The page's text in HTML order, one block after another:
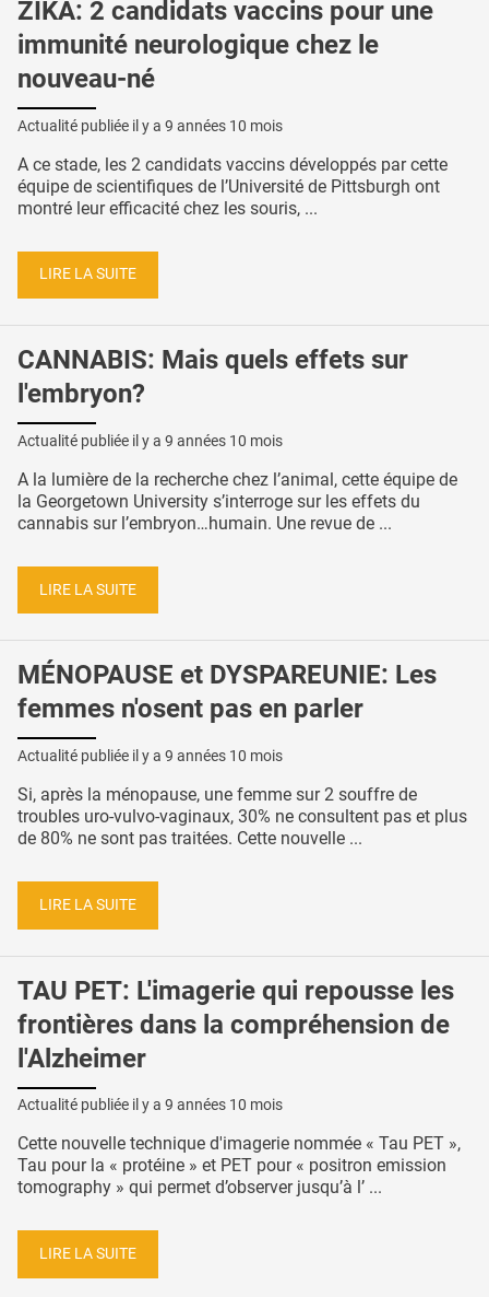
ZIKA: 2 candidats vaccins pour une
immunité neurologique chez le
nouveau-né
Actualité publiée il y a 9 années 10 mois
A ce stade, les 2 candidats vaccins développés par cette
équipe de scientifiques de l’Université de Pittsburgh ont
montré leur efficacité chez les souris, ...
LIRE LA SUITE
CANNABIS: Mais quels effets sur
l'embryon?
Actualité publiée il y a 9 années 10 mois
A la lumière de la recherche chez l’animal, cette équipe de
la Georgetown University s’interroge sur les effets du
cannabis sur l’embryon…humain. Une revue de ...
LIRE LA SUITE
MÉNOPAUSE et DYSPAREUNIE: Les
femmes n'osent pas en parler
Actualité publiée il y a 9 années 10 mois
Si, après la ménopause, une femme sur 2 souffre de
troubles uro-vulvo-vaginaux, 30% ne consultent pas et plus
de 80% ne sont pas traitées. Cette nouvelle ...
LIRE LA SUITE
TAU PET: L'imagerie qui repousse les
frontières dans la compréhension de
l'Alzheimer
Actualité publiée il y a 9 années 10 mois
Cette nouvelle technique d'imagerie nommée « Tau PET »,
Tau pour la « protéine » et PET pour « positron emission
tomography » qui permet d’observer jusqu’à l’ ...
LIRE LA SUITE